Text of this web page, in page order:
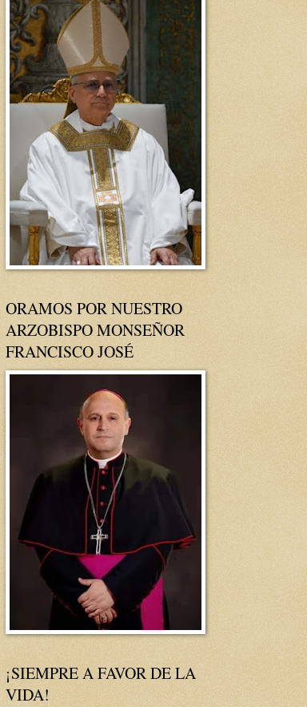
ORAMOS POR NUESTRO
ARZOBISPO MONSEÑOR
FRANCISCO JOSÉ
¡SIEMPRE A FAVOR DE LA
VIDA!